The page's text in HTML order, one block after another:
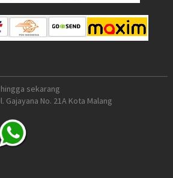
sekarang
Gajayana No. 21A Kota Malang